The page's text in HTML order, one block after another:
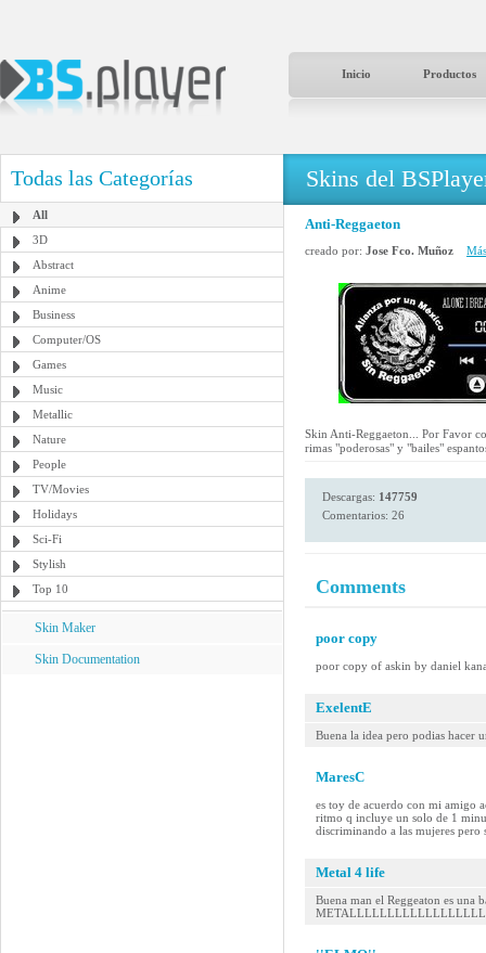
Inicio Productos
Todas las Categorías
All
3D
Abstract
Anime
Business
Computer/OS
Games
Music
Metallic
Nature
People
TV/Movies
Holidays
Sci-Fi
Stylish
Top 10
Skin Maker
Skin Documentation
Skins del
Anti-Reggaeton
creado por: Jose Fco. Muñoz
Skin Anti-Reggaeton... Por Favor
rimas "poderosas" y "bailes"
Descargas: 147759
Comentarios: 26
Comments
poor copy
poor copy of askin by daniel
ExelentE
Buena la idea pero podias hacer
MaresC
es toy de acuerdo con mi amigo
ritmo q incluye un solo de 1
discriminando a las mujeres pero
Metal 4 life
Buena man el Reggeaton es